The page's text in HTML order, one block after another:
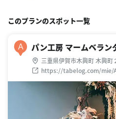
このプランのスポット一覧
A パン工房 マームベラン
三重県伊賀市木興町 木興町
https://tabelog.com/mie/